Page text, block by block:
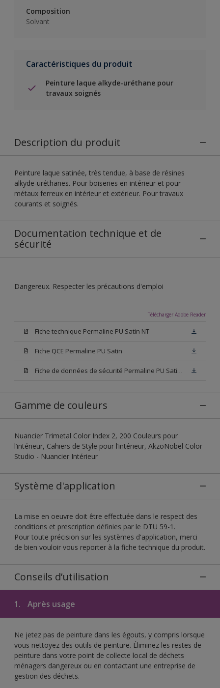
Composition
Solvant
Caractéristiques du produit
Peinture laque alkyde-uréthane pour
travaux soignés
Description du produit
Peinture laque satinée, très tendue, à base de résines
alkyde-uréthanes. Pour boiseries en intérieur et pour
métaux ferreux en intérieur et extérieur. Pour travaux
courants et soignés.
Documentation technique et de
sécurité
Dangereux. Respecter les précautions d'emploi
Télécharger Adobe Reader
Fiche technique Permaline PU Satin NT
Fiche QCE Permaline PU Satin
Fiche de données de sécurité Permaline PU Satin NT
Gamme de couleurs
Nuancier Trimetal Color Index 2, 200 Couleurs pour
l’intérieur, Cahiers de Style pour l’intérieur, AkzoNobel Color
Studio - Nuancier Intérieur
Système d'application
La mise en oeuvre doit être effectuée dans le respect des
conditions et prescription définies par le DTU 59-1.
Pour toute précision sur les systèmes d'application, merci
de bien vouloir vous reporter à la fiche technique du produit.
Conseils d’utilisation
1. Après usage
Ne jetez pas de peinture dans les égouts, y compris lorsque
vous nettoyez des outils de peinture. Éliminez les restes de
peinture dans votre point de collecte local de déchets
ménagers dangereux ou en contactant une entreprise de
gestion des déchets.